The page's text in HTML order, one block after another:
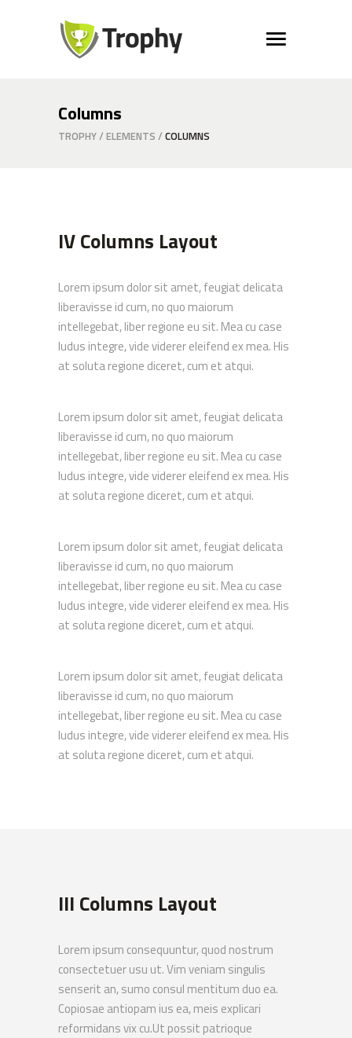
Columns
TROPHY/ ELEMENTS / COLUMNS
IV Columns Layout
Lorem ipsum dolor sit amet, feugiat delicata
liberavisse id cum, no quo maiorum
intellegebat, liber regione eu sit. Mea cu case
ludus integre, vide viderer eleifend ex mea. His
at soluta regione diceret, cum et atqui.
Lorem ipsum dolor sit amet, feugiat delicata
liberavisse id cum, no quo maiorum
intellegebat, liber regione eu sit. Mea cu case
ludus integre, vide viderer eleifend ex mea. His
at soluta regione diceret, cum et atqui.
Lorem ipsum dolor sit amet, feugiat delicata
liberavisse id cum, no quo maiorum
intellegebat, liber regione eu sit. Mea cu case
ludus integre, vide viderer eleifend ex mea. His
at soluta regione diceret, cum et atqui.
Lorem ipsum dolor sit amet, feugiat delicata
liberavisse id cum, no quo maiorum
intellegebat, liber regione eu sit. Mea cu case
ludus integre, vide viderer eleifend ex mea. His
at soluta regione diceret, cum et atqui.
III Columns Layout
Lorem ipsum consequuntur, quod nostrum
consectetuer usu ut. Vim veniam singulis
senserit an, sumo consul mentitum duo ea.
Copiosae antiopam ius ea, meis explicari
reformidans vix cu.Ut possit patrioque